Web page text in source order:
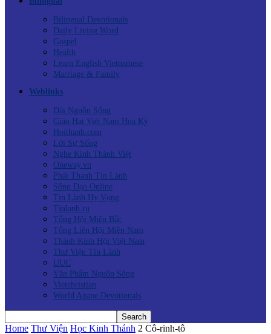
Bilingual Devotionals
Daily Living Word
Gospel
Health
Learn English Vietnamese
Marriage & Family
Weblinks
Đài Nguồn Sống
Giáo Hạt Việt Nam Hoa Kỳ
Hoithanh.com
Lời Sự Sống
Nghe Kinh Thánh Việt
Oneway.vn
Phát Thanh Tin Lành
Sống Đạo Online
Tin Lành Hy Vọng
Tinlanh.ru
Tổng Hội Miền Bắc
Tổng Liên Hội Miền Nam
Thánh Kinh Hội Việt Nam
Thư Viện Tin Lành
UUC
Văn Phẩm Nguồn Sống
Vietchristian
World Agape Devotionals
Home Thư Viện Học Kinh Thánh 2 Cô-rinh-tô